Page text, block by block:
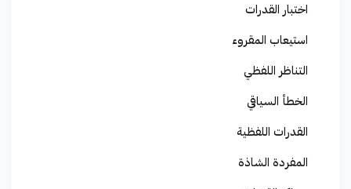
اختبار القدرات
استيعاب المقروء
التناظر اللفظي
الخطأ السياقي
القدرات اللفظية
المفردة الشاذة